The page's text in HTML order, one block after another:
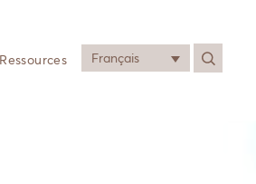
Ressources Français